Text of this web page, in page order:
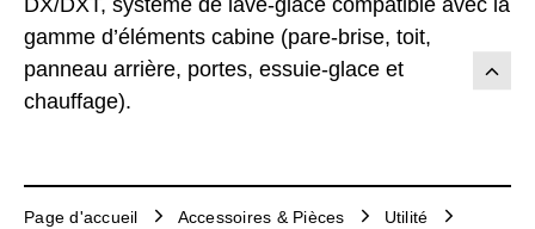
gamme d’éléments cabine (pare-brise, toit,
panneau arrière, portes, essuie-glace et
chauffage).
Page d'accueil Accessoires & Pièces
Utilité